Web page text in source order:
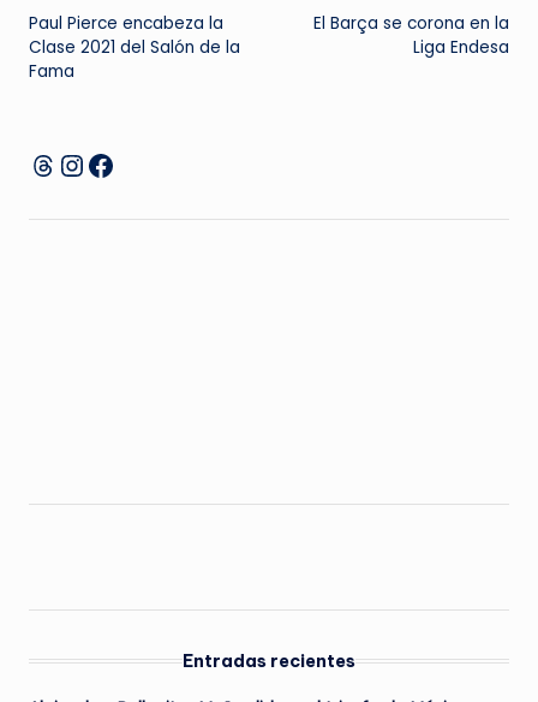
de
entradas
Paul Pierce encabeza la
Clase 2021 del Salón de la
Fama
El Barça se corona en la
Liga Endesa
Threads
Instagram
Facebook
Entradas recientes